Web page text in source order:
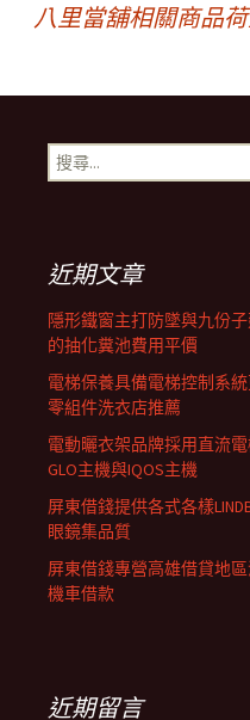
章
導
覽
列
八里當舖相關商品
搜
尋
近期文章
隱形鐵窗主打防墜與九份
的抽化糞池費用平價
電梯保養具備電梯控制系
零組件洗衣店推薦
電動曬衣架品牌採用直流
GLO主機與IQOS主機
屏東借錢提供各式各樣
眼鏡集品質
屏東借錢專營高雄借貸地
機車借款
近期留言